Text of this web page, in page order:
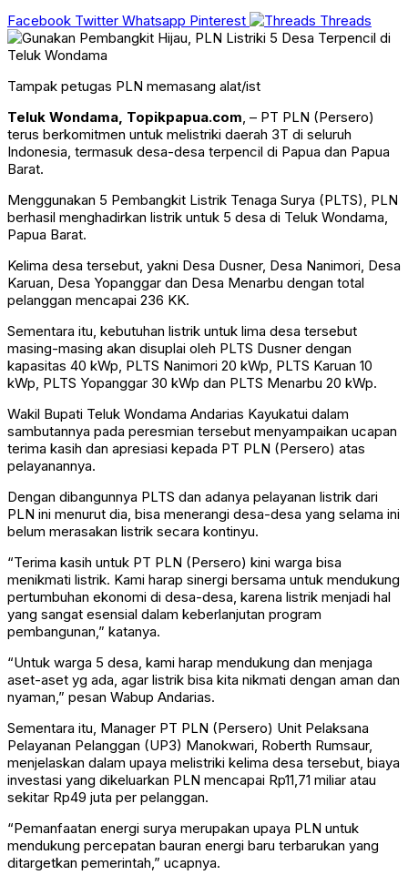
Facebook Twitter Whatsapp Pinterest Threads
Tampak petugas PLN memasang alat/ist
Teluk Wondama, Topikpapua.com, – PT PLN (Persero)
terus berkomitmen untuk melistriki daerah 3T di seluruh
Indonesia, termasuk desa-desa terpencil di Papua dan Papua
Barat.
Menggunakan 5 Pembangkit Listrik Tenaga Surya (PLTS), PLN
berhasil menghadirkan listrik untuk 5 desa di Teluk Wondama,
Papua Barat.
Kelima desa tersebut, yakni Desa Dusner, Desa Nanimori, Desa
Karuan, Desa Yopanggar dan Desa Menarbu dengan total
pelanggan mencapai 236 KK.
Sementara itu, kebutuhan listrik untuk lima desa tersebut
masing-masing akan disuplai oleh PLTS Dusner dengan
kapasitas 40 kWp, PLTS Nanimori 20 kWp, PLTS Karuan 10
kWp, PLTS Yopanggar 30 kWp dan PLTS Menarbu 20 kWp.
Wakil Bupati Teluk Wondama Andarias Kayukatui dalam
sambutannya pada peresmian tersebut menyampaikan ucapan
terima kasih dan apresiasi kepada PT PLN (Persero) atas
pelayanannya.
Dengan dibangunnya PLTS dan adanya pelayanan listrik dari
PLN ini menurut dia, bisa menerangi desa-desa yang selama ini
belum merasakan listrik secara kontinyu.
“Terima kasih untuk PT PLN (Persero) kini warga bisa
menikmati listrik. Kami harap sinergi bersama untuk mendukung
pertumbuhan ekonomi di desa-desa, karena listrik menjadi hal
yang sangat esensial dalam keberlanjutan program
pembangunan,” katanya.
“Untuk warga 5 desa, kami harap mendukung dan menjaga
aset-aset yg ada, agar listrik bisa kita nikmati dengan aman dan
nyaman,” pesan Wabup Andarias.
Sementara itu, Manager PT PLN (Persero) Unit Pelaksana
Pelayanan Pelanggan (UP3) Manokwari, Roberth Rumsaur,
menjelaskan dalam upaya melistriki kelima desa tersebut, biaya
investasi yang dikeluarkan PLN mencapai Rp11,71 miliar atau
sekitar Rp49 juta per pelanggan.
“Pemanfaatan energi surya merupakan upaya PLN untuk
mendukung percepatan bauran energi baru terbarukan yang
ditargetkan pemerintah,” ucapnya.